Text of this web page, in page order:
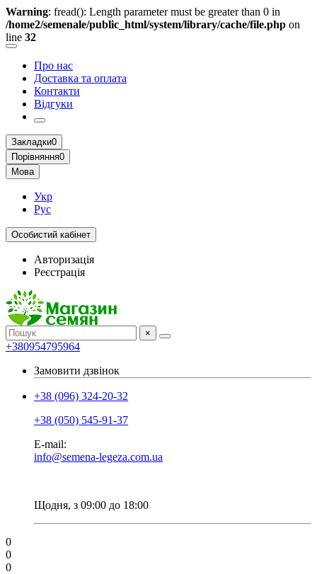
Warning: fread(): Length parameter must be greater than 0 in
/home2/semenale/public_html/system/library/cache/file.php on
line 32
Про нас
Доставка та оплата
Контакти
Відгуки
Закладки0
Порівняння0
Мова
Укр
Рус
Особистий кабінет
Авторизація
Реєстрація
×
+380954795964
Замовити дзвінок
+38 (096) 324-20-32
+38 (050) 545-91-37
E-mail:
info@semena-legeza.com.ua
Щодня, з 09:00 до 18:00
0
0
0